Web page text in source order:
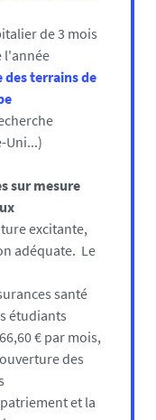
de3 mois
l'année
des terrains de
Uni...)
sur mesure
excitante,
adéquate. Le
santé
étudiants
€ par mois,
des
et la